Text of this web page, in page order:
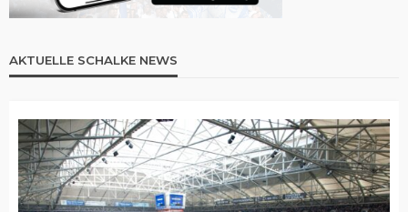
AKTUELLE SCHALKE NEWS